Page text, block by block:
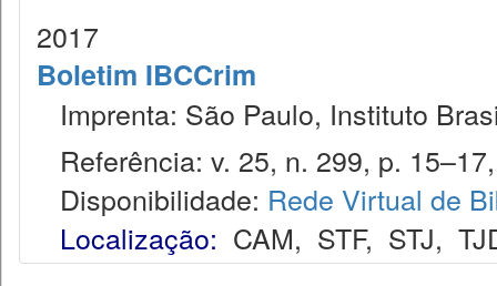
2017
Boletim IBCCrim
Imprenta: São Paulo, Instituto
Referência: v. 25, n. 299, p.
Disponibilidade: Rede Virtual de
Localização: CAM, STF, STJ,